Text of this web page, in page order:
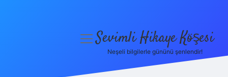
menüyüSevimli Hikaye Köşesi
Neşeli bilgilerle gününü şenlendir!